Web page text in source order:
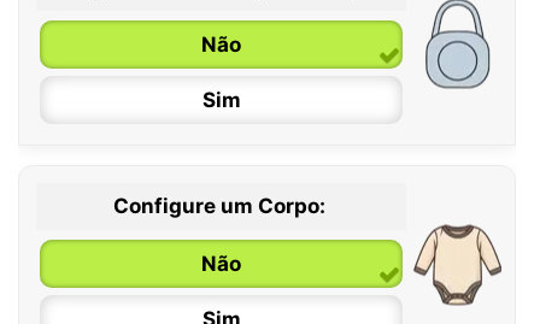
Não
Sim
Configure um Corpo:
Não
Sim